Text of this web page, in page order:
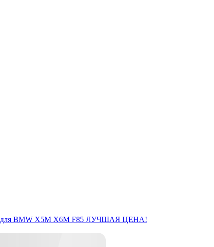
для BMW X5M X6M F85 ЛУЧШАЯ ЦЕНА!